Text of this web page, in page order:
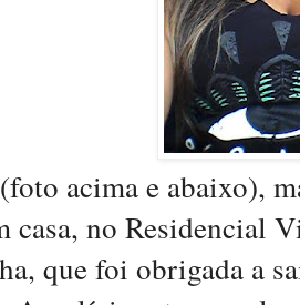
acima e abaixo),
casa, no
que foi obrigada a